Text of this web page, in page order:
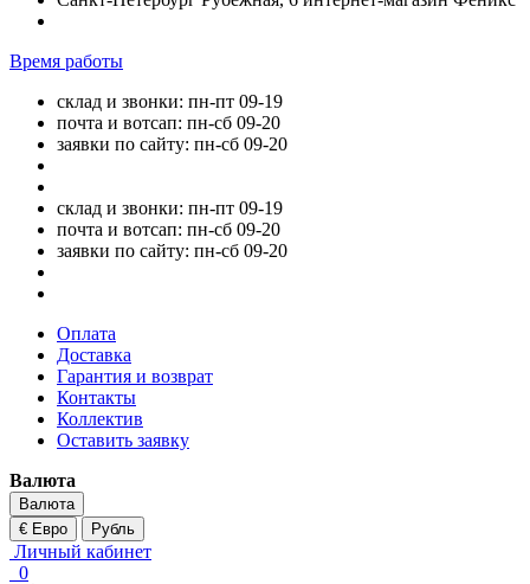
Время работы
склад и звонки: пн-пт 09-19
почта и вотсап: пн-сб 09-20
заявки по сайту: пн-сб 09-20
склад и звонки: пн-пт 09-19
почта и вотсап: пн-сб 09-20
заявки по сайту: пн-сб 09-20
Оплата
Доставка
Гарантия и возврат
Контакты
Коллектив
Оставить заявку
Валюта
Валюта
€ Евро
Рубль
Личный кабинет
0